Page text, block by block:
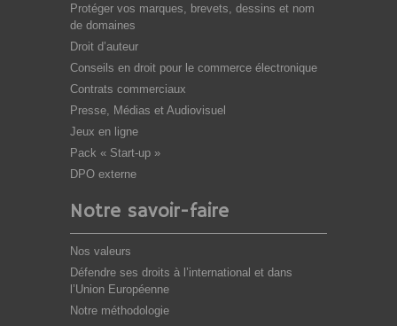
Protéger vos marques, brevets, dessins et nom
de domaines
Droit d’auteur
Conseils en droit pour le commerce électronique
Contrats commerciaux
Presse, Médias et Audiovisuel
Jeux en ligne
Pack « Start-up »
DPO externe
Notre savoir-faire
Nos valeurs
Défendre ses droits à l’international et dans
l’Union Européenne
Notre méthodologie